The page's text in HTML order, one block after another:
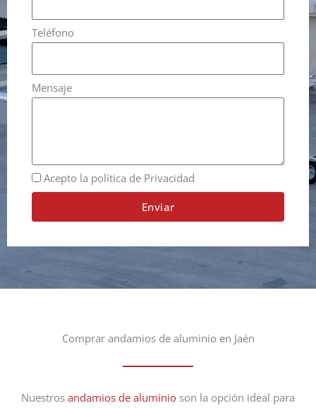
Teléfono
Mensaje
Acepto la política de Privacidad
Enviar
Comprar andamios de aluminio en Jaén
Nuestros andamios de aluminio son la opción ideal para